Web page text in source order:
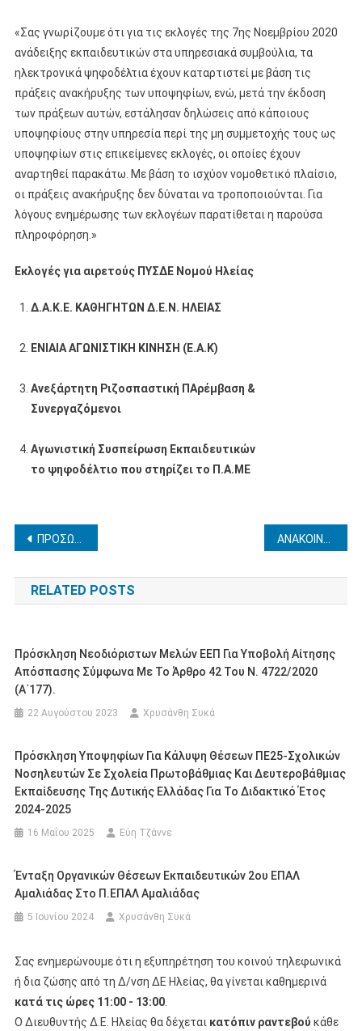
«Σας γνωρίζουμε ότι για τις εκλογές της 7ης Νοεμβρίου 2020
ανάδειξης εκπαιδευτικών στα υπηρεσιακά συμβούλια, τα
ηλεκτρονικά ψηφοδέλτια έχουν καταρτιστεί με βάση τις
πράξεις ανακήρυξης των υποψηφίων, ενώ, μετά την έκδοση
των πράξεων αυτών, εστάλησαν δηλώσεις από κάποιους
υποψηφίους στην υπηρεσία περί της μη συμμετοχής τους ως
υποψηφίων στις επικείμενες εκλογές, οι οποίες έχουν
αναρτηθεί παρακάτω. Mε βάση το ισχύον νομοθετικό πλαίσιο,
οι πράξεις ανακήρυξης δεν δύναται να τροποποιούνται. Για
λόγους ενημέρωσης των εκλογέων παρατίθεται η παρούσα
πληροφόρηση.»
Εκλογές για αιρετούς ΠΥΣΔΕ Νομού Ηλείας
Δ.Α.Κ.Ε. ΚΑΘΗΓΗΤΩΝ Δ.Ε.Ν. ΗΛΕΙΑΣ
ΕΝΙΑΙΑ ΑΓΩΝΙΣΤΙΚΗ ΚΙΝΗΣΗ (Ε.Α.Κ)
Ανεξάρτητη Ριζοσπαστική ΠΑρέμβαση &
Συνεργαζόμενοι
Αγωνιστική Συσπείρωση Εκπαιδευτικών
το ψηφοδέλτιο που στηρίζει το Π.Α.ΜΕ
Πλοήγηση
άρθρων
ΠΡΟΣΩΡΙΝΟΣ ΑΞΙΟΛΟΓΙΚΟΣ ΠΙΝΑΚΑΣ ΥΠΟΨΗΦΙΩΝ ΓΙΑ ΤΗ ΘΕΣΗ ΥΠΕΥΘΥΝΟΥ ΣΧΟΛΙΚΩΝ ΔΡΑΣΤΗΡΙΟΤΗΤΩΝ Δ/ΝΣΗΣ Δ.Ε. ΗΛΕΙΑΣ
RELATED POSTS
Πρόσκληση Νεοδιόριστων Μελών ΕΕΠ Για Υποβολή Αίτησης
Απόσπασης Σύμφωνα Με Το Άρθρο 42 Του Ν. 4722/2020
(Α΄177).
22 Αυγούστου 2023 Χρυσάνθη Συκά
Πρόσκληση Υποψηφίων Για Κάλυψη Θέσεων ΠΕ25-Σχολικών
Νοσηλευτών Σε Σχολεία Πρωτοβάθμιας Και Δευτεροβάθμιας
Εκπαίδευσης Της Δυτικής Ελλάδας Για Το Διδακτικό Έτος
2024-2025
16 Μαΐου 2025 Εύη Τζάννε
Ένταξη Οργανικών Θέσεων Εκπαιδευτικών 2ου ΕΠΑΛ
Αμαλιάδας Στο Π.ΕΠΑΛ Αμαλιάδας
5 Ιουνίου 2024 Χρυσάνθη Συκά
Σας ενημερώνουμε ότι η εξυπηρέτηση του κοινού τηλεφωνικά
ή δια ζώσης από τη Δ/νση ΔΕ Ηλείας, θα γίνεται καθημερινά
κατά τις ώρες 11:00 - 13:00.
Ο Διευθυντής Δ.Ε. Ηλείας θα δέχεται κατόπιν ραντεβού κάθε